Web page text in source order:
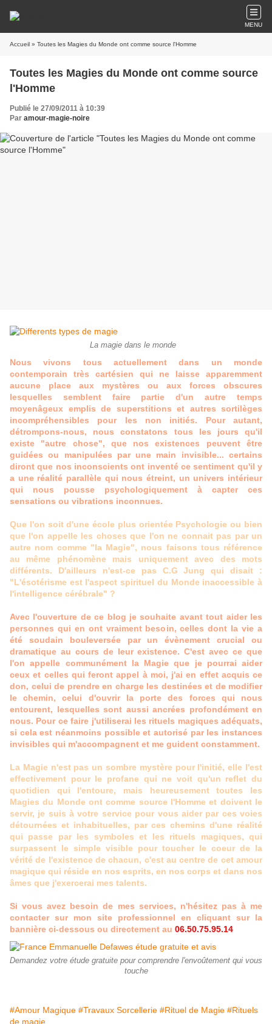
MENU
Accueil » Toutes les Magies du Monde ont comme source l'Homme
Toutes les Magies du Monde ont comme source
l'Homme
Publié le 27/09/2011 à 10:39
Par amour-magie-noire
La magie dans le monde
Nous vivons tous actuellement dans un monde
contemporain très cartésien qui ne laisse apparemment
aucune place aux mystères ou aux forces obscures
lesquelles semblent faire partie d'un autre temps
moyenâgeux emplis de superstitions et autres sortilèges
incompréhensibles pour les non initiés. Pour autant,
détrompons-nous, nous constatons tous les jours qu'il
existe "autre chose", que nos existences peuvent être
guidées ou manipulées par une main invisible... certains
diront que nos inconscients ont inventé ce sentiment qu'il y
a une réalité parallèle qui nous étreint, un univers intérieur
qui nous pousse psychologiquement à capter ces
sensations ou vibrations inconnues.
Que l'on soit d'une école plus orientée Psychologie ou bien
que l'on appelle les choses que l'on ne connait pas par un
autre nom comme "la Magie", nous faisons tous référence
au même phénomène mais uniquement avec des mots
différents. D'ailleurs n'est-ce pas C.G Jung qui disait :
"L'ésotérisme est l'aspect spirituel du Monde inaccessible à
l'intelligence cérébrale" ?
Avec l'ouverture de ce blog je souhaite avant tout aider les
personnes qui en ont vraiment besoin, celles dont la vie a
été soudain bouleversée par un évènement crucial ou
dramatique au cours de leur existence. C'est avec ce que
l'on appelle communément la Magie que je pourrai aider
ceux et celles qui feront appel à moi, j'ai en effet acquis ce
don, celui de prendre en charge les destinées et de modifier
le chemin, celui d'ouvrir la porte des forces qui nous
entourent, lesquelles sont aussi ancrées profondément en
nous. Pour ce faire j'utiliserai les rituels magiques adéquats,
si cela est néanmoins possible et autorisé par les instances
invisibles qui m'accompagnent et me guident constamment.
La Magie n'est pas un sombre mystère pour l'initié, elle l'est
effectivement pour le profane qui ne voit qu'un reflet du
quotidien qui l'entoure, mais heureusement toutes les
Magies du Monde ont comme source l'Homme et doivent le
servir, je suis à votre service pour vous aider par ces voies
détournées et inhabituelles, par ces chemins d'une réalité
qui passe par les symboles et les rituels magiques, qui
surpassent le simple visible pour toucher le coeur de la
vérité de l'existence de chacun, c'est au centre de cet amour
magique qui réside en nos esprits, en nos corps et dans nos
âmes que j'exercerai mes talents.
Si vous avez besoin de mes services, n'hésitez pas à me
contacter sur mon site professionnel en cliquant sur la
bannière ci-dessous ou directement au 06.50.75.95.14
Demandez votre étude gratuite pour comprendre l'envoûtement qui vous
touche
#Amour Magique #Travaux Sorcellerie #Rituel de Magie #Rituels
de magie